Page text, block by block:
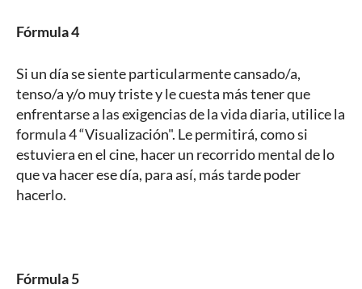
Fórmula 4
Si un día se siente particularmente cansado/a,
tenso/a y/o muy triste y le cuesta más tener que
enfrentarse a las exigencias de la vida diaria, utilice la
formula 4 “Visualización". Le permitirá, como si
estuviera en el cine, hacer un recorrido mental de lo
que va hacer ese día, para así, más tarde poder
hacerlo.
Fórmula 5